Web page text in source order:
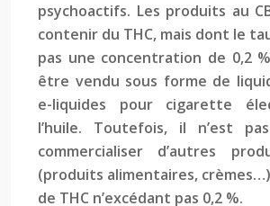
psychoactifs. Les produits au
contenir du THC, mais dont le
pas une concentration de 0,2
être vendu sous forme de
e-liquides pour cigarette
l’huile. Toutefois, il n’est
commercialiser d’autres
(produits alimentaires,
de THC n’excédant pas 0,2 %.